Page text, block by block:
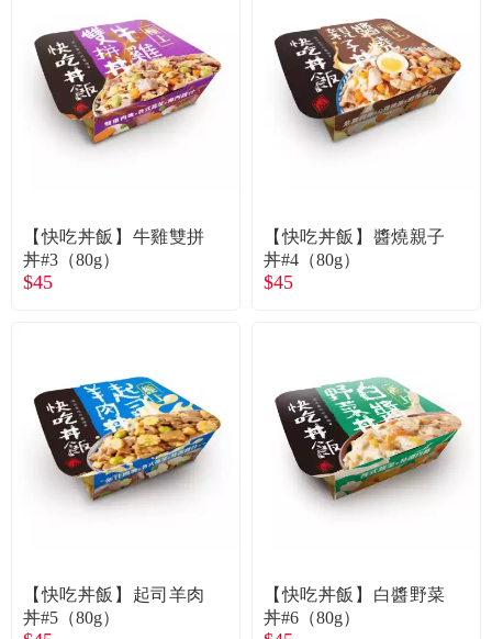
【快吃丼飯】牛雞雙拼
丼#3（80g）
$45
【快吃丼飯】醬燒親子
丼#4（80g）
$45
【快吃丼飯】起司羊肉
丼#5（80g）
【快吃丼飯】白醬野菜
丼#6（80g）